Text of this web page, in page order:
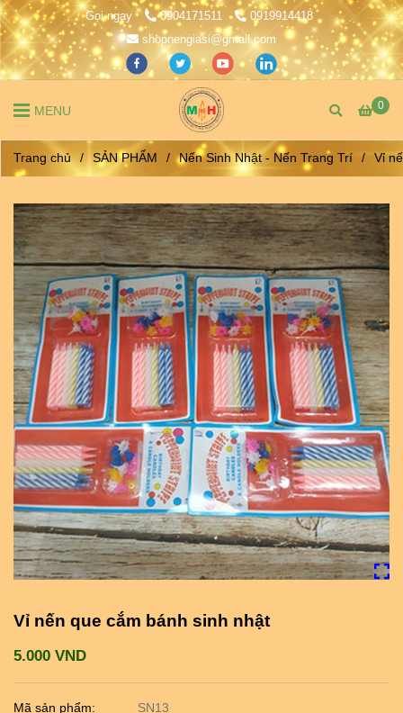
Gọi ngay 0904171511
0919914418
shopnengiasi@gmail.com
0
MENU
Trang chủ / SẢN PHẨM / Nến Sinh Nhật - Nến Trang Trí / Vỉ
Vỉ nến que cắm bánh sinh nhật
5.000 VND
Mã sản phẩm: SN13